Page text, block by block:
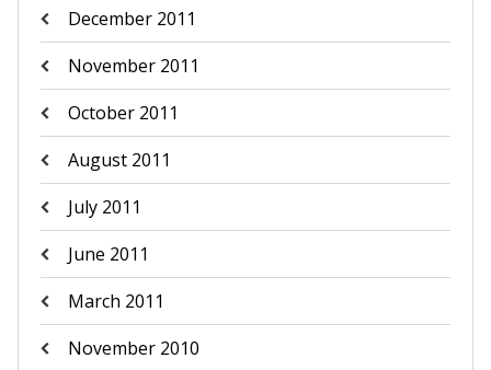
December 2011
November 2011
October 2011
August 2011
July 2011
June 2011
March 2011
November 2010